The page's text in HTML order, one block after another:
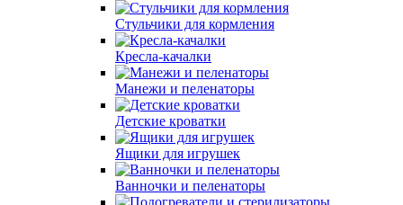
Стульчики для кормления
Кресла-качалки
Манежи и пеленаторы
Детские кроватки
Ящики для игрушек
Ванночки и пеленаторы